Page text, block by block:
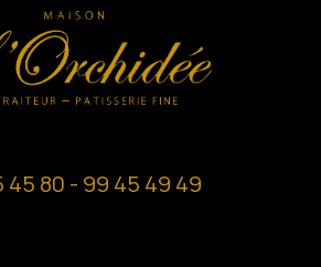
45 80 - 99 45 49 49